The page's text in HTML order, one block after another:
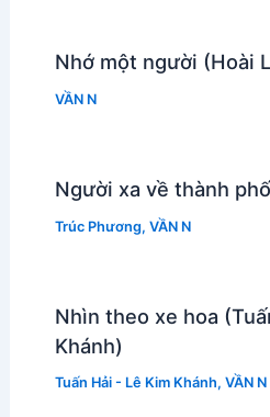
Nhớ một người (Hoài
VẦN N
Người xa về thành
Trúc Phương, VẦN N
Nhìn theo xe hoa
Khánh)
Tuấn Hải - Lê Kim Khánh, VẦN N